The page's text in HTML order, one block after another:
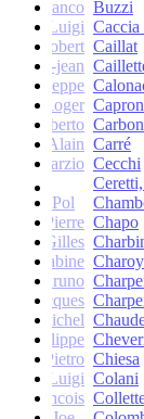
Franco Buzzi
Luigi
Robert Caillat
René-jean
Giuseppe
Roger Capron
Erberto
Alain Carré
Marzio Cecchi
Pol
Pierre Chapo
Gilles
Sabine Charoy
Bruno
Jacques
Jean-Michel
Philippe
Pietro Chiesa
Luigi Colani
francois